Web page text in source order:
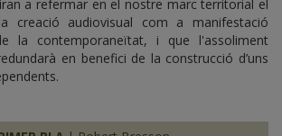
a refermar en el nostre marc territorial el
creació audiovisual com a manifestació
la contemporaneïtat, i que l'assoliment
en benefici de la construcció d’uns